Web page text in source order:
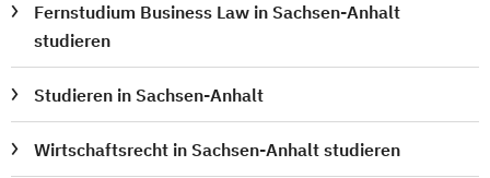
Fernstudium Business Law in Sachsen-Anhalt
studieren
Studieren in Sachsen-Anhalt
Wirtschaftsrecht in Sachsen-Anhalt studieren